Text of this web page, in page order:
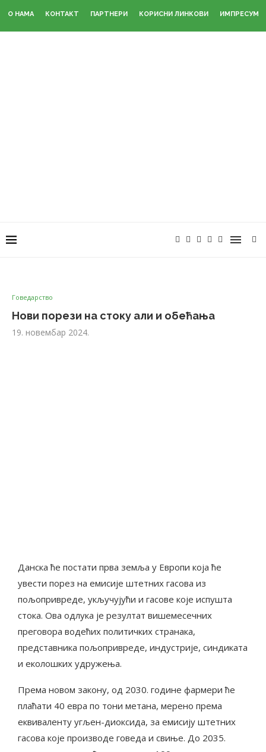
О НАМА КОНТАКТ ПАРТНЕРИ КОРИСНИ ЛИНКОВИ ИМПРЕСУМ
Говедарство
Нови порези на стоку али и обећања
19. новембар 2024.
Данска ће постати прва земља у Европи која ће
увести порез на емисије штетних гасова из
пољопривреде, укључујући и гасове које испушта
стока. Ова одлука је резултат вишемесечних
преговора водећих политичких странака,
представника пољопривреде, индустрије, синдиката
и еколошких удружења.
Према новом закону, од 2030. године фармери ће
плаћати 40 евра по тони метана, мерено према
еквиваленту угљен-диоксида, за емисију штетних
гасова које производе говеда и свиње. До 2035.